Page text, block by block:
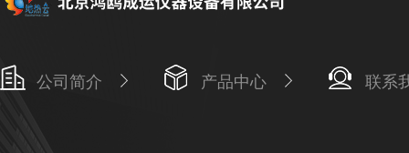
公司简介 产品中心 联系